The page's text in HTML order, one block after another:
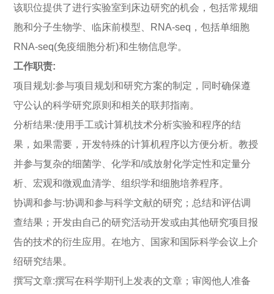
该职位提供了进行实验室到床边研究的机会，包括常规细
胞和分子生物学、临床前模型、RNA-seq，包括单细胞
RNA-seq(免疫细胞分析)和生物信息学。
工作职责:
项目规划:参与项目规划和研究方案的制定，同时确保遵
守公认的科学研究原则和相关的联邦指南。
分析结果:使用手工或计算机技术分析实验和程序的结
果，如果需要，开发特殊的计算机程序以方便分析。教授
并参与复杂的细菌学、化学和/或放射化学定性和定量分
析、宏观和微观血清学、组织学和细胞培养程序。
协调和参与:协调和参与科学文献的研究；总结和评估调
查结果；开发由自己的研究活动开发或由其他研究项目报
告的技术的衍生应用。在地方、国家和国际科学会议上介
绍研究结果。
撰写文章:撰写在科学期刊上发表的文章；审阅他人准备